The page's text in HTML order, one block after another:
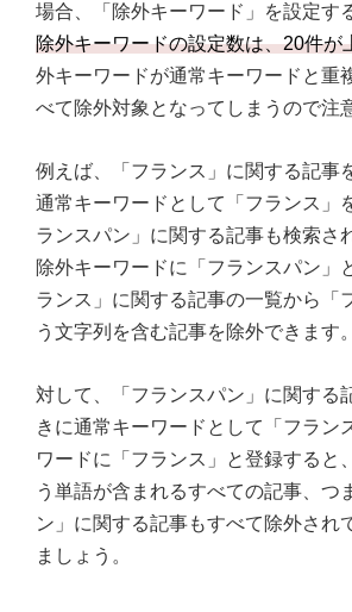
場合、「除外キーワード」を設定す
除外キーワードの設定数は、20件が
外キーワードが通常キーワードと重
べて除外対象となってしまうので注
例えば、「フランス」に関する記事
通常キーワードとして「フランス」
ランスパン」に関する記事も検索さ
除外キーワードに「フランスパン」
ランス」に関する記事の一覧から「
う文字列を含む記事を除外できます。
対して、「フランスパン」に関する
きに通常キーワードとして「フラン
ワードに「フランス」と登録すると
う単語が含まれるすべての記事、つ
ン」に関する記事もすべて除外され
ましょう。